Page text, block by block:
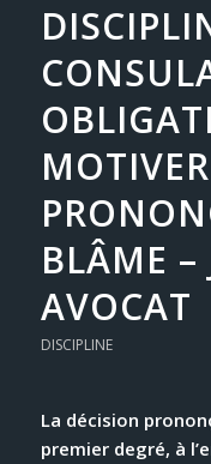
BLÂME –
AVOCAT
DISCIPLINE
La décision
premier degré, à